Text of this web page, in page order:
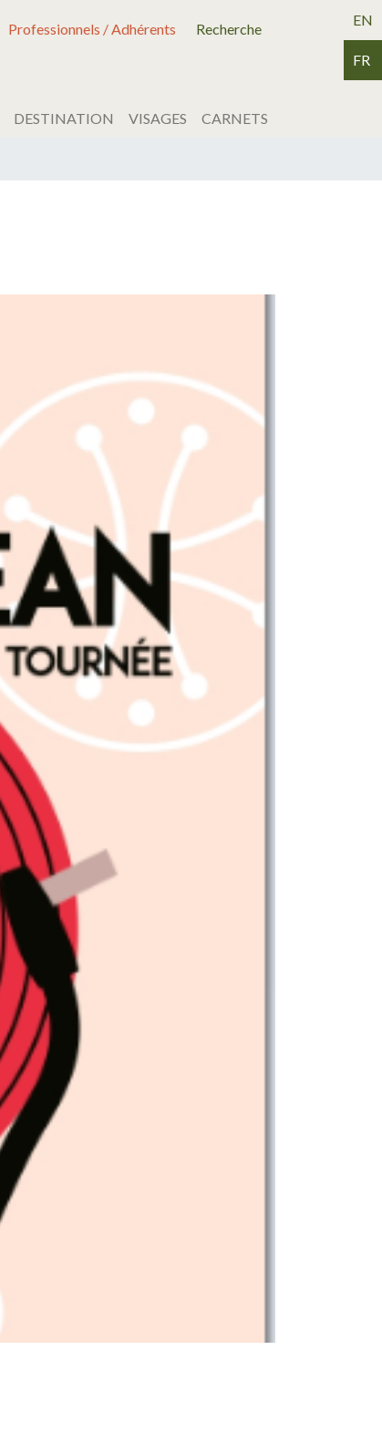
Professionnels / Adhérents Recherche
DESTINATION VISAGES CARNETS
EN
FR